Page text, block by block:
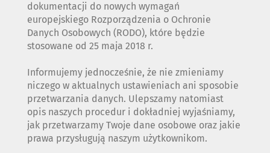
dokumentacji do nowych wymagań
europejskiego Rozporządzenia o Ochronie
Danych Osobowych (RODO), które będzie
stosowane od 25 maja 2018 r.
Informujemy jednocześnie, że nie zmieniamy
niczego w aktualnych ustawieniach ani sposobie
przetwarzania danych. Ulepszamy natomiast
opis naszych procedur i dokładniej wyjaśniamy,
jak przetwarzamy Twoje dane osobowe oraz jakie
prawa przysługują naszym użytkownikom.